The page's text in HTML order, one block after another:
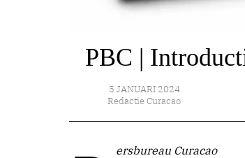
PBC |
5 JANUARI 2024
Redactie Curacao
Persbureau Curacao